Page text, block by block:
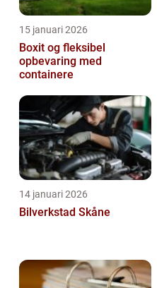
15 januari 2026
Boxit og fleksibel
opbevaring med
containere
14 januari 2026
Bilverkstad Skåne